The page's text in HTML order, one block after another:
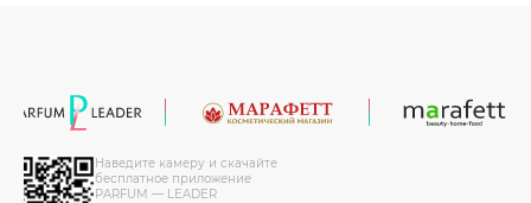
Наведите камеру и скачайте
бесплатное приложение
PARFUM — LEADER